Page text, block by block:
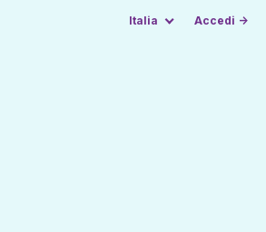
Italia Accedi →